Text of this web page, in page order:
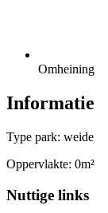
Omheining
Informatie
Type park: weide
Oppervlakte: 0m²
Nuttige links